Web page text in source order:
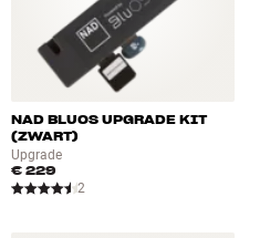
NAD BLUOS UPGRADE KIT
(ZWART)
Upgrade
€ 229
2